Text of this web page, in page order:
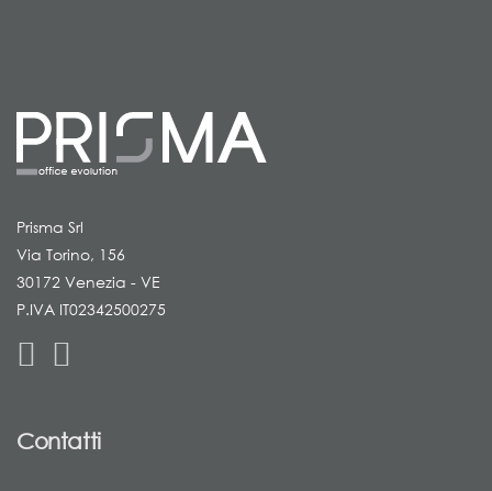
Prisma Srl
Via Torino, 156
30172 Venezia - VE
P.IVA IT02342500275
Contatti